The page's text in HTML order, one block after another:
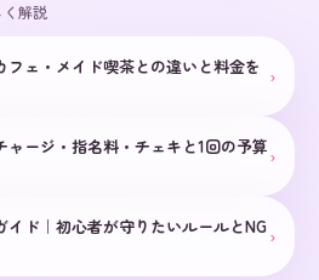
解説
フェ・メイド喫茶との違いと料金を ›
ャージ・指名料・チェキと1回の予算›
イド｜初心者が守りたいルールとNG›